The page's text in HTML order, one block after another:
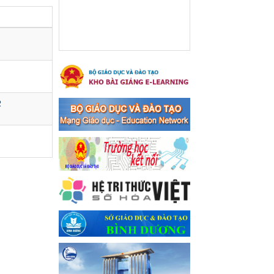
hoàn toàn miền năm -
thống nhất đất nước
(30/4/1975-30/4/2024) và
Quốc tế lao động 01/5
Thông báo về việc treo Quốc
kỳ và nghỉ lễ kỉ niệm 49 năm
ngày Giải phóng hoàn toàn
miền năm - thống nhất đất
nước (30/4/1975-30/4/2024)
và Quốc tế lao động 01/5
Ngày ban hành: 24/04/2024
Kế hoạch phổ biến. giáo
dục pháp luật năm 2024 của
ngành Giáo dục và Đào tạo
thị xã Bến Cát
Kế hoạch phổ biến. giáo dục